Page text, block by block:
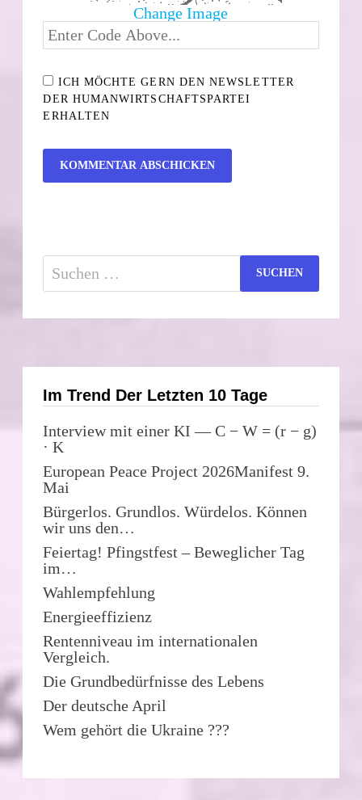
Change Image
ICH MÖCHTE GERN DEN NEWSLETTER
DER HUMANWIRTSCHAFTSPARTEI
ERHALTEN
Suchen
nach:
Im Trend Der Letzten 10 Tage
Interview mit einer KI — C − W = (r − g)
· K
European Peace Project 2026Manifest 9.
Mai
Bürgerlos. Grundlos. Würdelos. Können
wir uns den…
Feiertag! Pfingstfest – Beweglicher Tag
im…
Wahlempfehlung
Energieeffizienz
Rentenniveau im internationalen
Vergleich.
Die Grundbedürfnisse des Lebens
Der deutsche April
Wem gehört die Ukraine ???